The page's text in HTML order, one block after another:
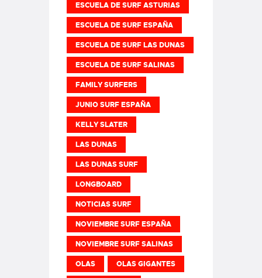
ESCUELA DE SURF ASTURIAS
ESCUELA DE SURF ESPAÑA
ESCUELA DE SURF LAS DUNAS
ESCUELA DE SURF SALINAS
FAMILY SURFERS
JUNIO SURF ESPAÑA
KELLY SLATER
LAS DUNAS
LAS DUNAS SURF
LONGBOARD
NOTICIAS SURF
NOVIEMBRE SURF ESPAÑA
NOVIEMBRE SURF SALINAS
OLAS OLAS GIGANTES